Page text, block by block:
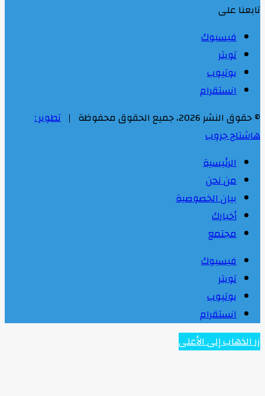
تابعنا على
فيسبوك
تويتر
يوتيوب
انستقرام
© حقوق النشر 2026، جميع الحقوق محفوظة |
تطوير :
هاشتاج جروب
الرئيسية
من نحن
بيان الخصوصية
أخبارك
مجتمع
فيسبوك
تويتر
يوتيوب
انستقرام
زر الذهاب إلى الأعلى